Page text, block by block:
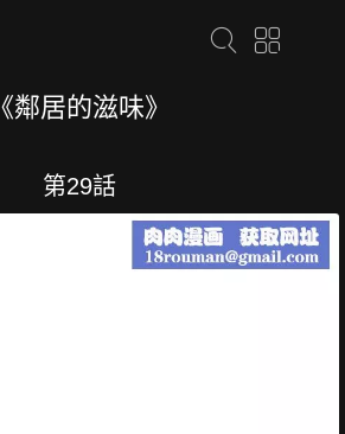
《鄰居的滋味》
第29話